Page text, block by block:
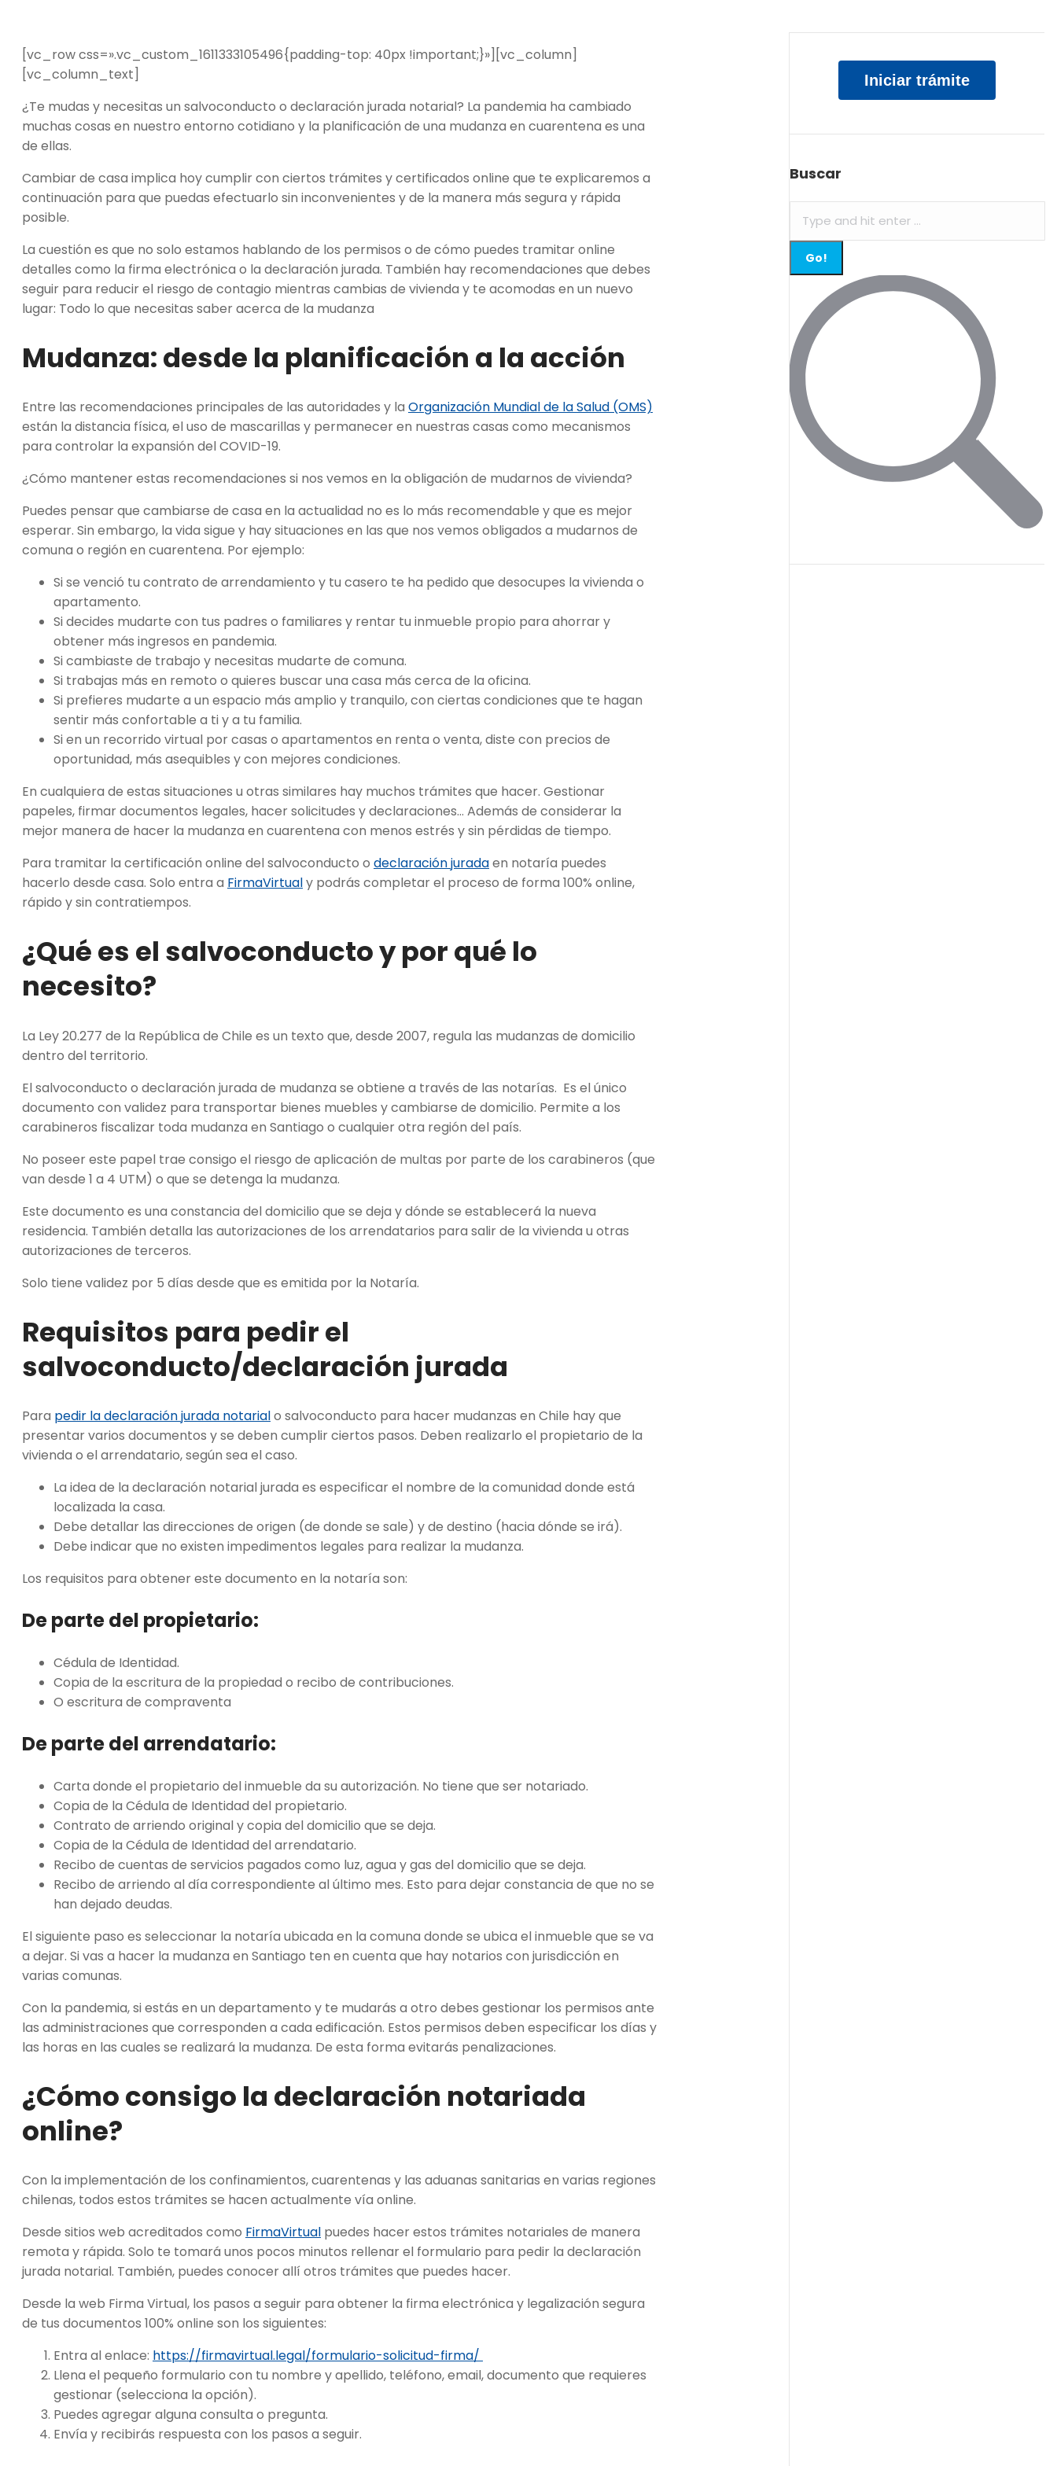
[vc_row css=».vc_custom_1611333105496{padding-top: 40px !important;}»][vc_column]
[vc_column_text]
¿Te mudas y necesitas un salvoconducto o declaración jurada notarial? La pandemia ha cambiado
muchas cosas en nuestro entorno cotidiano y la planificación de una mudanza en cuarentena es una
de ellas.
Cambiar de casa implica hoy cumplir con ciertos trámites ycertificados online que te explicaremos a
continuación para que puedas efectuarlo sin inconvenientes y de la manera más segura y rápida
posible.
La cuestión es que no solo estamos hablando de los permisos o de cómo puedes tramitar online
detalles como la firma electrónica o la declaración jurada. También hay recomendaciones que debes
seguir para reducir el riesgo de contagio mientras cambias de vivienda y te acomodas en un nuevo
lugar: Todo lo que necesitas saber acerca de la mudanza
Mudanza: desde la planificación a la acción
Entre las recomendaciones principales de las autoridades y la Organización Mundial de la Salud (OMS)
están la distancia física, el uso de mascarillas y permanecer en nuestras casas como mecanismos
para controlar la expansión delCOVID-19.
¿Cómo mantener estas recomendaciones si nos vemos en la obligación de mudarnos de vivienda?
Puedes pensar que cambiarse de casa en la actualidad no es lo más recomendable y que es mejor
esperar. Sin embargo, la vida sigue y hay situaciones en las que nos vemos obligados a mudarnos de
comuna o región en cuarentena. Por ejemplo:
Si se venció tu contrato de arrendamiento y tu casero te ha pedido que desocupes la vivienda o
apartamento.
Si decides mudarte con tus padres o familiares y rentar tu inmueble propio para ahorrar y
obtener más ingresos en pandemia.
Si cambiaste de trabajo y necesitas mudarte de comuna.
Si trabajas más en remoto o quieres buscar una casa más cerca de la oficina.
Si prefieres mudarte a un espacio más amplio y tranquilo, con ciertas condiciones que te hagan
sentir más confortable a ti y a tu familia.
Si en un recorrido virtual por casas o apartamentos en renta o venta, diste con precios de
oportunidad, más asequibles y con mejores condiciones.
En cualquiera de estas situaciones u otras similares hay muchos trámites que hacer. Gestionar
papeles, firmar documentos legales, hacer solicitudes y declaraciones… Además de considerar la
mejor manera de hacer la mudanza en cuarentena con menos estrés y sin pérdidas de tiempo.
Para tramitar la certificación online del salvoconducto o declaración juradaen notaría puedes
hacerlo desde casa. Solo entra a FirmaVirtualy podrás completar el proceso de forma 100% online,
rápido y sin contratiempos.
¿Qué es el salvoconducto y por qué lo
necesito?
La Ley 20.277 de la República de Chile es un texto que, desde 2007, regula las mudanzas de domicilio
dentro del territorio.
El salvoconducto o declaración jurada de mudanza se obtiene a través de las notarías. Es el único
documento con validez para transportar bienes muebles y cambiarse de domicilio. Permite a los
carabineros fiscalizar toda mudanza en Santiago o cualquier otra región del país.
No poseer este papel trae consigo el riesgo de aplicación de multas por parte de los carabineros (que
van desde 1 a 4 UTM) o que se detenga la mudanza.
Este documento es una constancia del domicilio que se deja y dónde se establecerá la nueva
residencia. También detalla las autorizaciones de los arrendatarios para salir de la vivienda u otras
autorizaciones de terceros.
Solo tiene validez por 5 días desde que es emitida por la Notaría.
Requisitos para pedir el
salvoconducto/declaración jurada
Para pedir la declaración jurada notarialo salvoconducto para hacer mudanzas en Chile hay que
presentar varios documentos y se deben cumplir ciertos pasos. Deben realizarlo el propietario de la
vivienda o el arrendatario, según sea el caso.
La idea de la declaración notarial jurada es especificar el nombre de la comunidad donde está
localizada la casa.
Debe detallar las direcciones de origen (de donde se sale) y de destino (hacia dónde se irá).
Debe indicar que no existen impedimentos legales para realizar la mudanza.
Los requisitos para obtener este documento en la notaría son:
De parte del propietario:
Cédula de Identidad.
Copia de la escritura de la propiedad o recibo de contribuciones.
O escritura de compraventa
De parte del arrendatario:
Carta donde el propietario del inmueble da su autorización. No tiene que ser notariado.
Copia de la Cédula de Identidad del propietario.
Contrato de arriendo original y copia del domicilio que se deja.
Copia de la Cédula de Identidad del arrendatario.
Recibo de cuentas de servicios pagados como luz, agua y gas del domicilio que se deja.
Recibo de arriendo al día correspondiente al último mes. Esto para dejar constancia de que no se
han dejado deudas.
El siguiente paso es seleccionar la notaría ubicada en la comuna donde se ubica el inmueble que se va
a dejar. Si vas a hacer la mudanza en Santiago ten en cuenta que hay notarios con jurisdicción en
varias comunas.
Con la pandemia, si estás en un departamento y te mudarás a otro debes gestionar los permisos ante
las administraciones que corresponden a cada edificación. Estos permisos deben especificar los días y
las horas en las cuales se realizará la mudanza. De esta forma evitarás penalizaciones.
¿Cómo consigo la declaración notariada
online?
Con la implementación de los confinamientos, cuarentenas y las aduanas sanitarias en varias regiones
chilenas, todos estos trámites se hacen actualmente vía online.
Desde sitios web acreditados como FirmaVirtual puedes hacer estos trámites notariales de manera
remota y rápida. Solo te tomará unos pocos minutos rellenar el formulario para pedir la declaración
jurada notarial. También, puedes conocer allí otros trámites que puedes hacer.
Desde la web Firma Virtual, los pasos a seguir para obtener la firma electrónica y legalización segura
de tus documentos 100% online son los siguientes:
Entra al enlace: https://firmavirtual.legal/formulario-solicitud-firma/
Llena el pequeño formulario con tu nombre y apellido, teléfono, email, documento que requieres
gestionar (selecciona la opción).
Puedes agregar alguna consulta o pregunta.
Envía y recibirás respuesta con los pasos a seguir.
Iniciar trámite
Buscar